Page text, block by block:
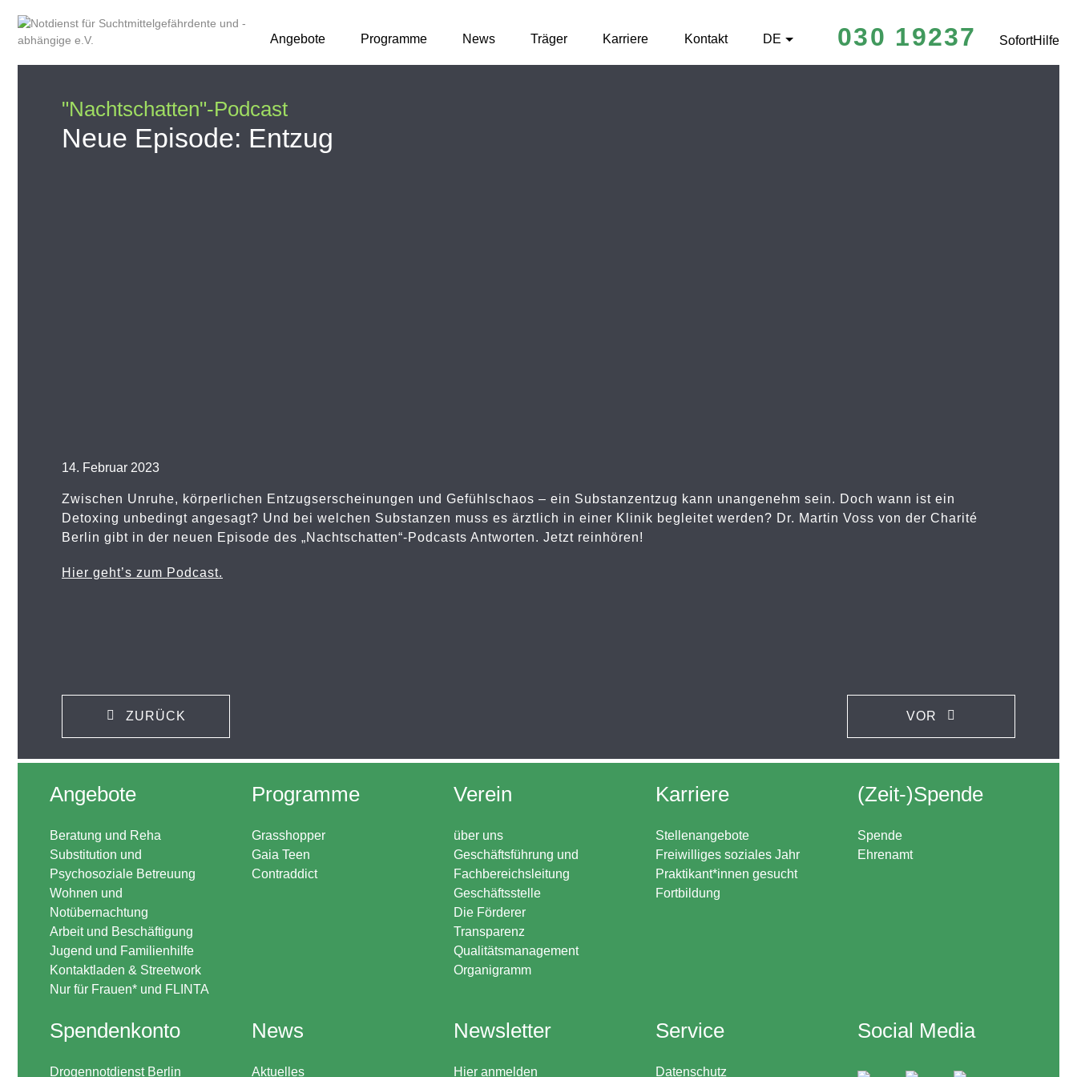
Angebote Programme News Träger Karriere Kontakt DE 030 19237 SofortHilfe
"Nachtschatten"-Podcast
Neue Episode: Entzug
14. Februar 2023
Zwischen Unruhe, körperlichen Entzugserscheinungen und Gefühlschaos – ein Substanzentzug kann unangenehm sein. Doch wann ist ein
Detoxing unbedingt angesagt? Und bei welchen Substanzen muss es ärztlich in einer Klinik begleitet werden? Dr. Martin Voss von der Charité
Berlin gibt in der neuen Episode des „Nachtschatten“-Podcasts Antworten. Jetzt reinhören!
Hier geht’s zum Podcast.
ZURÜCK VOR
Angebote
Beratung und Reha
Substitution und
Psychosoziale Betreuung
Wohnen und
Notübernachtung
Arbeit und Beschäftigung
Jugend und Familienhilfe
Kontaktladen & Streetwork
Nur für Frauen* und FLINTA
Programme
Grasshopper
Gaia Teen
Contraddict
Verein
über uns
Geschäftsführung und
Fachbereichsleitung
Geschäftsstelle
Die Förderer
Transparenz
Qualitätsmanagement
Organigramm
Karriere
Stellenangebote
Freiwilliges soziales Jahr
Praktikant*innen gesucht
Fortbildung
(Zeit-)Spende
Spende
Ehrenamt
Spendenkonto
Drogennotdienst Berlin
News
Aktuelles
Newsletter
Hier anmelden
Service
Datenschutz
Social Media